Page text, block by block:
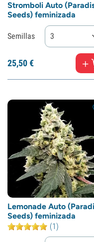
Stromboli Auto
Seeds) feminizada
Semillas 3
25,50€
Lemonade Auto
Seeds) feminizada
(1)